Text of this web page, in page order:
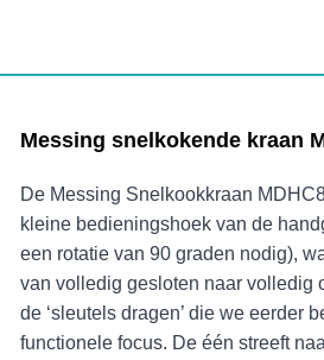
Messing snelkokende kraan
De Messing Snelkookkraan
kleine bedieningshoek van de
een rotatie van 90 graden nodig),
van volledig gesloten naar volledig
de ‘sleutels dragen’ die we eerder
functionele focus. De één streeft